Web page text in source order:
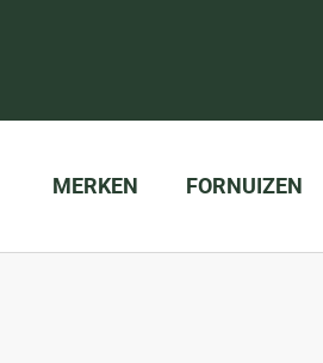
MERKEN FORNUIZEN